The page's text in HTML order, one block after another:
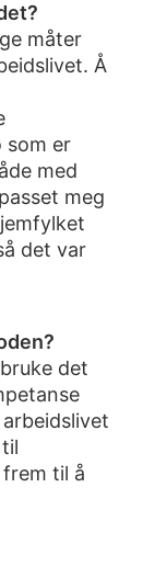
måter
Å
som er
med
meg
det var
det
til å